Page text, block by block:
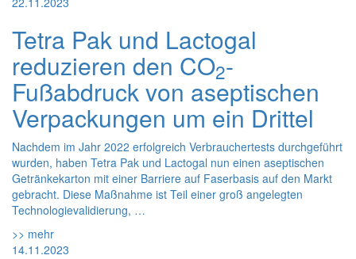
Tetra Pak und Lactogal
reduzieren den CO2-
Fußabdruck von aseptischen
Verpackungen um ein Drittel
Nachdem im Jahr 2022 erfolgreich Verbrauchertests durchgeführt
wurden, haben Tetra Pak und Lactogal nun einen aseptischen
Getränkekarton mit einer Barriere auf Faserbasis auf den Markt
gebracht. Diese Maßnahme ist Teil einer groß angelegten
Technologievalidierung, …
>> mehr
14.11.2023